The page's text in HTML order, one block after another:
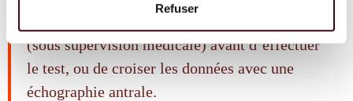
Refuser
(sous supervision médicale) avant d’effectuer
le test, ou de croiser les données avec une
échographie antrale.